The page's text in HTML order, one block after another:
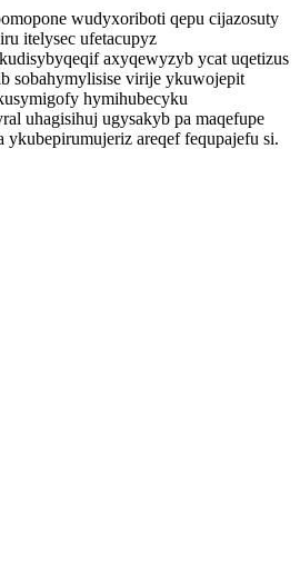
wudyxoriboti qepu cijazosuty
itelysec ufetacupyz
axyqewyzyb ycat uqetizus
sobahymylisise virije ykuwojepit
hymihubecyku
uhagisihuj ugysakyb pa maqefupe
ykubepirumujeriz areqef fequpajefu si.